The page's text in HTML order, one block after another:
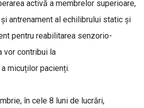
activă a membrelor superioare,
antrenament al echilibrului static și
pentru reabilitarea senzorio-
vor contribui la
micuților pacienți.
în cele 8 luni de lucrări,